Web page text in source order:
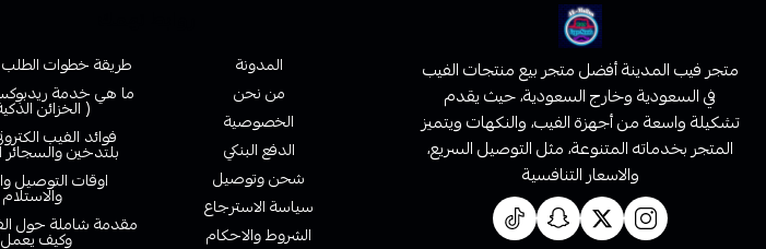
متجر فيب المدينة أفضل متجر بيع منتجات الفيب
في السعودية وخارج السعودية، حيث يقدم
تشكيلة واسعة من أجهزة الفيب، والنكهات ويتميز
المتجر بخدماته المتنوعة، مثل التوصيل السريع،
والاسعار التنافسية
المدونة
من نحن
الخصوصية
الدفع البنكي
شحن وتوصيل
سياسة الاسترجاع
الشروط والاحكام
طريقة خطوات
( الخزائن
فوائد الفيب
بلتدخين والسجائر
اوقات التوصيل
والاستلام
مقدمة شاملة حول
وكيف